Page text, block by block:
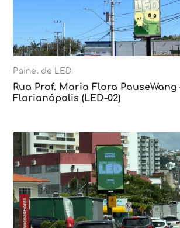
Painel de LED
Rua Prof. Maria Flora PauseWang
Florianópolis (LED-02)